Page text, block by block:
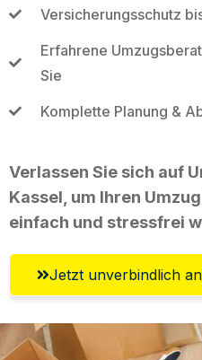
Versicherungsschutz
Erfahrene
Sie
Komplette Planung &
Verlassen Sie sich auf
Kassel, um Ihren
einfach und stressfrei
Jetzt unverbindlich